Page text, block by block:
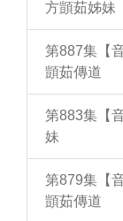
方顗茹姊妹
第887集【
顗茹傳道
第883集【
妹
第879集【
顗茹傳道